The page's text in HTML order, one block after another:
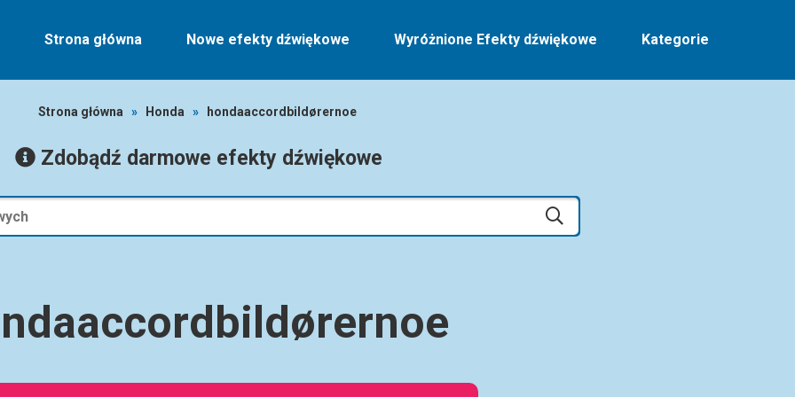
Strona główna Nowe efekty dźwiękowe Wyróżnione Efekty dźwiękowe Kategorie
Strona główna » Honda » hondaaccordbildørernoe
Zdobądź darmowe efekty dźwiękowe